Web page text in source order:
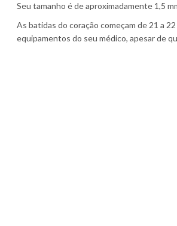
Seu tamanho é de aproximadamente 1,5
As batidas do coração começam de 21 a
equipamentos do seu médico, apesar de